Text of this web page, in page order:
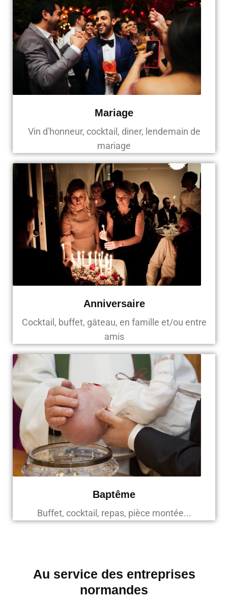
Mariage
Vin d'honneur, cocktail, diner, lendemain de
mariage
Anniversaire
Cocktail, buffet, gâteau, en famille et/ou entre
amis
Baptême
Buffet, cocktail, repas, pièce montée...
Au service des entreprises
normandes